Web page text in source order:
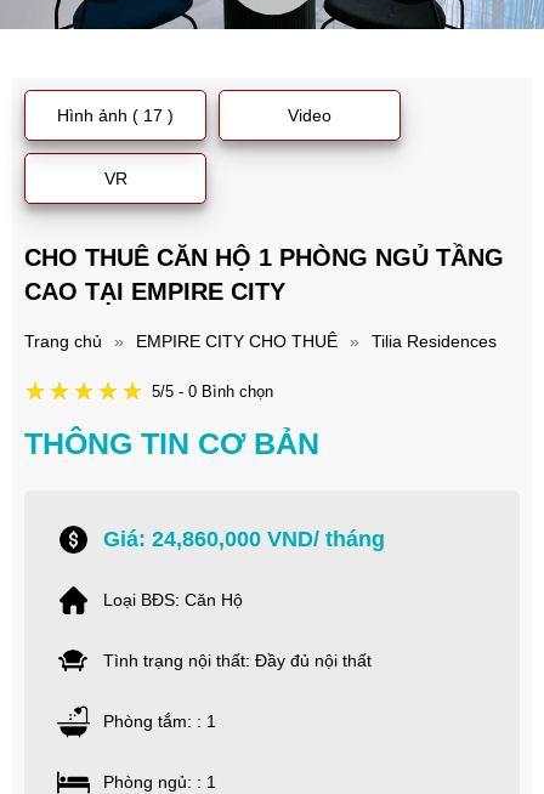
Hình ảnh ( 17 ) Video
VR
CHO THUÊ CĂN HỘ 1 PHÒNG NGỦ TẦNG
CAO TẠI EMPIRE CITY
Trang chủ » EMPIRE CITY CHO THUÊ » Tilia Residences
5/5 - 0 Bình chọn
THÔNG TIN CƠ BẢN
Giá: 24,860,000 VND/ tháng
Loại BĐS: Căn Hộ
Tình trạng nội thất: Đầy đủ nội thất
Phòng tắm: : 1
Phòng ngủ: : 1